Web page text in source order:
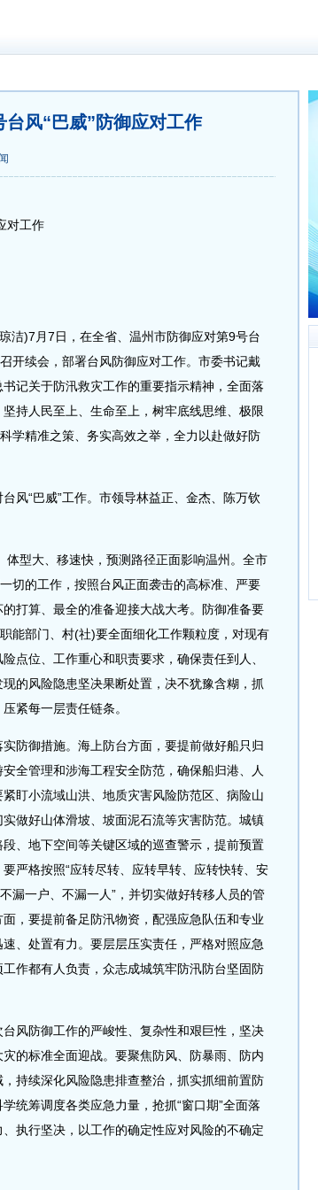
风“巴威”防御应对工作
对工作
)7月7日，在全省、温州市防御应对第9号台
开续会，部署台风防御应对工作。市委书记戴
记关于防汛救灾工作的重要指示精神，全面落
持人民至上、生命至上，树牢底线思维、极限
学精准之策、务实高效之举，全力以赴做好防
“巴威”工作。市领导林益正、金杰、陈万钦
型大、移速快，预测路径正面影响温州。全市
切的工作，按照台风正面袭击的高标准、严要
打算、最全的准备迎接大战大考。防御准备要
能部门、村(社)要全面细化工作颗粒度，对现有
点位、工作重心和职责要求，确保责任到人、
的风险隐患坚决果断处置，决不犹豫含糊，抓
紧每一层责任链条。
御措施。海上防台方面，要提前做好船只归
全管理和涉海工程安全防范，确保船归港、人
盯小流域山洪、地质灾害风险防范区、病险山
做好山体滑坡、坡面泥石流等灾害防范。城镇
、地下空间等关键区域的巡查警示，提前预置
严格按照“应转尽转、应转早转、应转快转、安
漏一户、不漏一人”，并切实做好转移人员的管
，要提前备足防汛物资，配强应急队伍和专业
、处置有力。要层层压实责任，严格对照应急
作都有人负责，众志成城筑牢防汛防台坚固防
防御工作的严峻性、复杂性和艰巨性，坚决
的标准全面迎战。要聚焦防风、防暴雨、防内
持续深化风险隐患排查整治，抓实抓细前置防
统筹调度各类应急力量，抢抓“窗口期”全面落
执行坚决，以工作的确定性应对风险的不确定